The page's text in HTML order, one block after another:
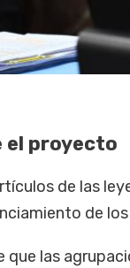
el proyecto
de las
de
que las